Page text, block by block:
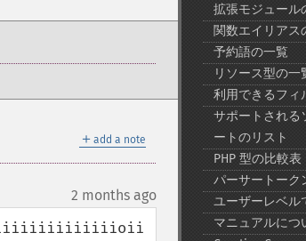
＋ add a note
2 months ago
拡張モジュール
関数エイリアス
予約語の一覧
リソース型の一
利用できるフィ
サポートされる
ートのリスト
PHP 型の比較表
パーサートーク
ユーザーレベル
マニュアルにつ